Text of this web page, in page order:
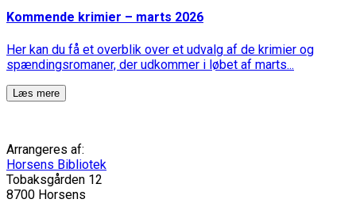
Kommende krimier – marts 2026
Her kan du få et overblik over et udvalg af de krimier og
spændingsromaner, der udkommer i løbet af marts...
Læs mere
Arrangeres af:
Horsens Bibliotek
Tobaksgården 12
8700 Horsens